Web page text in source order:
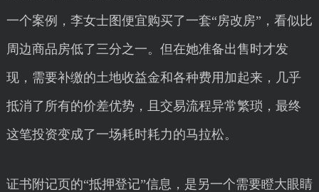
一个案例，李女士图便宜购买了一套“房改房”，看似比
周边商品房低了三分之一。但在她准备出售时才发
现，需要补缴的土地收益金和各种费用加起来，几乎
抵消了所有的价差优势，且交易流程异常繁琐，最终
这笔投资变成了一场耗时耗力的马拉松。
证书附记页的“抵押登记”信息，是另一个需要瞪大眼睛